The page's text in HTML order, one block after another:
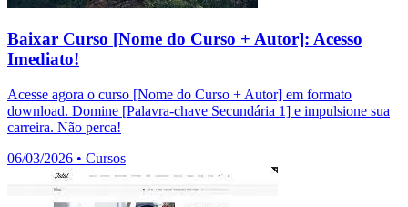
Baixar Curso [Nome do Curso + Autor]: Acesso
Imediato!
Acesse agora o curso [Nome do Curso + Autor] em formato
download. Domine [Palavra-chave Secundária 1] e impulsione sua
carreira. Não perca!
06/03/2026 • Cursos